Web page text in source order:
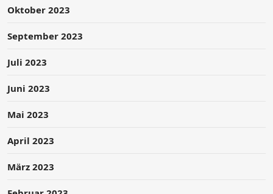
Oktober 2023
September 2023
Juli 2023
Juni 2023
Mai 2023
April 2023
März 2023